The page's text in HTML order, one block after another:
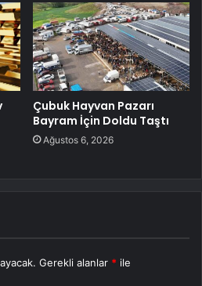
Çubuk Hayvan Pazarı
Bayram İçin Doldu Taştı
Ağustos 6, 2026
Gerekli alanlar * ile